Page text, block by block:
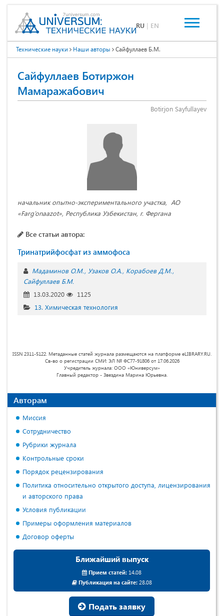
RU | EN
Технические науки Наши авторы Сайфуллаев Б.М.
Сайфуллаев Ботиржон
Мамаражабович
Botirjon Sayfullayev
начальник опытно-экспериментального участка, АО
«Farg’onaazot», Республика Узбекистан, г. Фергана
Все статьи автора:
Тринатрийфосфат из аммофоса
Мадаминов О.М. Узаков О.А. Корабоев Д.М.
Сайфуллаев Б.М.
13.03.2020
1125
13. Химическая технология
ISSN 2311-5122. Метаданные статей журнала размещаются на платформе eLIBRARY.RU.
Св-во о регистрации СМИ: ЭЛ № ФС77-91806 от 17.06.2026
Учредитель журнала: ООО «Юниверсум»
Главный редактор - Звездина Марина Юрьевна.
Авторам
Миссия
Сотрудничество
Рубрики журнала
Контрольные сроки
Порядок рецензирования
Политика относительно открытого доступа, лицензирования
и авторского права
Условия публикации
Примеры оформления материалов
Договор оферты
Ближайший выпуск
Прием статей: 14.08
Публикация на сайте:28.08
Подать заявку